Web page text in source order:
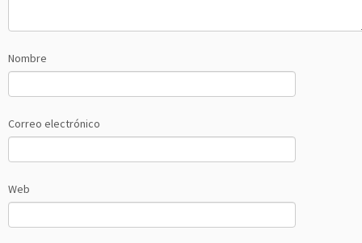
Nombre
Correo electrónico
Web